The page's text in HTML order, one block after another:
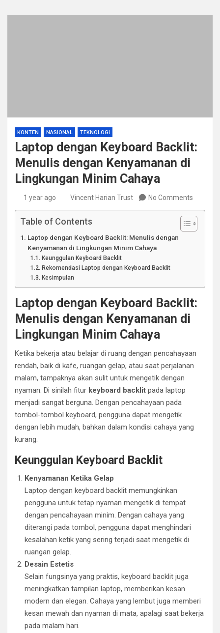
KONTEN NASIONAL TEKNOLOGI
Laptop dengan Keyboard Backlit:
Menulis dengan Kenyamanan di
Lingkungan Minim Cahaya
1 year ago Vincent Harian Trust No Comments
Table of Contents
Laptop dengan Keyboard Backlit: Menulis dengan
Kenyamanan di Lingkungan Minim Cahaya
Keunggulan Keyboard Backlit
Rekomendasi Laptop dengan Keyboard Backlit
Kesimpulan
Laptop dengan Keyboard Backlit:
Menulis dengan Kenyamanan di
Lingkungan Minim Cahaya
Ketika bekerja atau belajar di ruang dengan pencahayaan
rendah, baik di kafe, ruangan gelap, atau saat perjalanan
malam, tampaknya akan sulit untuk mengetik dengan
nyaman. Di sinilah fitur keyboard backlit pada laptop
menjadi sangat berguna. Dengan pencahayaan pada
tombol-tombol keyboard, pengguna dapat mengetik
dengan lebih mudah, bahkan dalam kondisi cahaya yang
kurang.
Keunggulan Keyboard Backlit
Kenyamanan Ketika Gelap
Laptop dengan keyboard backlit memungkinkan
pengguna untuk tetap nyaman mengetik di tempat
dengan pencahayaan minim. Dengan cahaya yang
diterangi pada tombol, pengguna dapat menghindari
kesalahan ketik yang sering terjadi saat mengetik di
ruangan gelap.
Desain Estetis
Selain fungsinya yang praktis, keyboard backlit juga
meningkatkan tampilan laptop, memberikan kesan
modern dan elegan. Cahaya yang lembut juga memberi
kesan mewah dan nyaman di mata, apalagi saat bekerja
pada malam hari.